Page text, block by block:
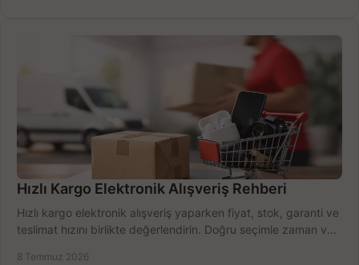
Hızlı Kargo Elektronik Alışveriş Rehberi
Hızlı kargo elektronik alışveriş yaparken fiyat, stok, garanti ve
teslimat hızını birlikte değerlendirin. Doğru seçimle zaman ve
8 Temmuz 2026